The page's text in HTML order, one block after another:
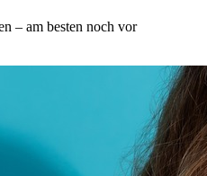
– am besten noch vor